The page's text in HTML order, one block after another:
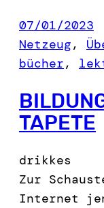
07/01/2023
Netzeug,
bücher,
TAPETE
drikkes
Zur
Internet